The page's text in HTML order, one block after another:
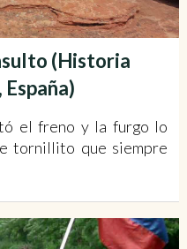
(Historia
el freno y la furgo lo
tornillito que siempre